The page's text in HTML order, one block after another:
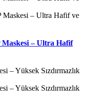
– Ultra Hafif